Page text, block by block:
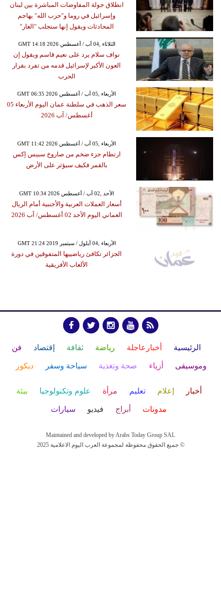
انطلاق جولة المفاوضات المباشرة بين لبنان
وإسرائيل في روما و"حزب الله" يهاجم
المحادثات ويقول إنها ستجلب "العار"
GMT 14:18 2026 الثلاثاء ,04 آب / أغسطس
نواف سلام يرد على نعيم قاسم ويقول إن
العون الأكبر لإسرائيل قدمه من تفرد بقرار
الحرب
GMT 06:35 2026 الأربعاء ,05 آب / أغسطس
سعر الذهب في سلطنة عمان اليوم الأربعاء 05
أغسطس/ آب 2026
GMT 11:42 2026 الأربعاء ,05 آب / أغسطس
ارتطام جزء ضخم من صاروخ سبيس إكس
بالقمر فكيف سيؤثر على الأرض
GMT 10:34 2026 الأحد ,02 آب / أغسطس
أسعار العملات العربية والأجنبية أمام الريال
العماني اليوم الأحد 02 أغسطس/ آب 2026
GMT 21:24 2019 الأربعاء ,04 أيلول / سبتمبر
الجزائر تكافئ رياضييها المتفوقين في دورة
الألعاب الأفريقية
الرئيسية أخبارعاجلة رياضة ثقافة إقتصاد فن
وموسيقى أزياء صحة وتغذية سياحة وسفر ديكور
أخبار إعلام تعليم مرأة علوم وتكنولوجيا بيئة
مدونات أبراج فيديو سيارات
Maintained and developed by Arabs Today Group SAL
جميع الحقوق محفوظة لمجموعة العرب اليوم الاعلامية 2025 ©